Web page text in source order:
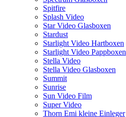
Spitfire
Splash Video
Star Video Glasboxen
Stardust
Starlight Video Hartboxen
Starlight Video Pappboxen
Stella Video
Stella Video Glasboxen
Summit
Sunrise
Sun Video Film
Super Video
Thorn Emi kleine Einleger